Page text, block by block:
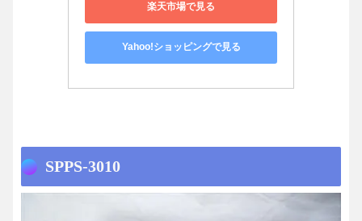
楽天市場で見る
Yahoo!ショッピングで見る
SPPS-3010